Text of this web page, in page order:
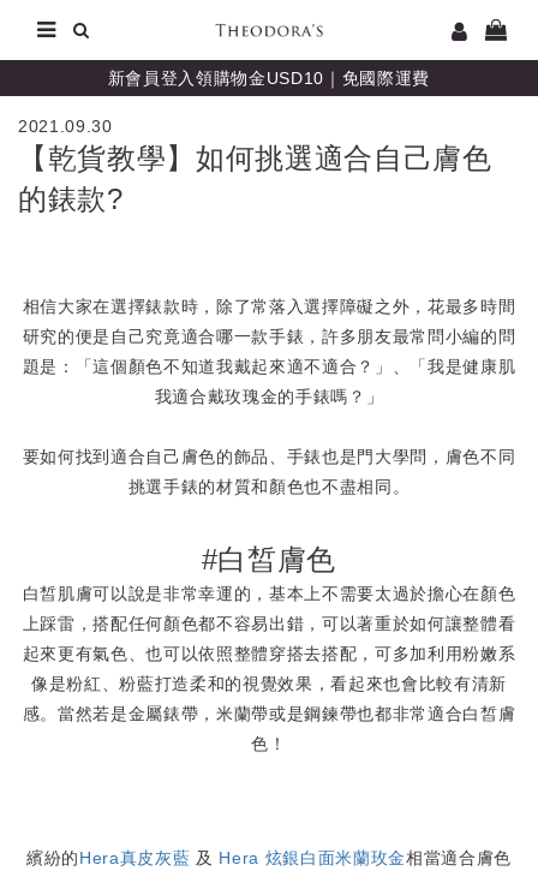
新會員登入領購物金USD10｜免國際運費
2021.09.30
【乾貨教學】如何挑選適合自己膚色
的錶款?
相信大家在選擇錶款時，除了常落入選擇障礙之外，花最多時間
研究的便是自己究竟適合哪一款手錶，許多朋友最常問小編的問
題是：「這個顏色不知道我戴起來適不適合？」、「我是健康肌
我適合戴玫瑰金的手錶嗎？」
要如何找到適合自己膚色的飾品、手錶也是門大學問，膚色不同
挑選手錶的材質和顏色也不盡相同。
#白皙膚色
白皙肌膚可以說是非常幸運的，基本上不需要太過於擔心在顏色
上踩雷，搭配任何顏色都不容易出錯，可以著重於如何讓整體看
起來更有氣色、也可以依照整體穿搭去搭配，可多加利用粉嫩系
像是粉紅、粉藍打造柔和的視覺效果，看起來也會比較有清新
感。當然若是金屬錶帶，米蘭帶或是鋼鍊帶也都非常適合白皙膚
色！
繽紛的Hera真皮灰藍 及 Hera 炫銀白面米蘭玫金相當適合膚色